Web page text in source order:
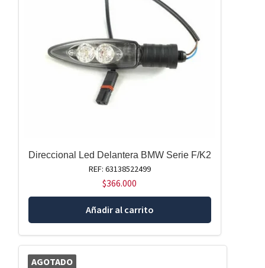
Direccional Led Delantera BMW Serie F/K2
REF: 63138522499
$366.000
Añadir al carrito
AGOTADO